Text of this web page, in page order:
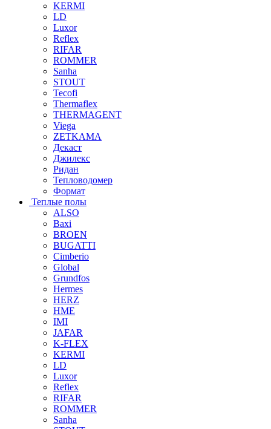
KERMI
LD
Luxor
Reflex
RIFAR
ROMMER
Sanha
STOUT
Tecofi
Thermaflex
THERMAGENT
Viega
ZETKAMA
Декаст
Джилекс
Ридан
Тепловодомер
Формат
Теплые полы
ALSO
Baxi
BROEN
BUGATTI
Cimberio
Global
Grundfos
Hermes
HERZ
HME
IMI
JAFAR
K-FLEX
KERMI
LD
Luxor
Reflex
RIFAR
ROMMER
Sanha